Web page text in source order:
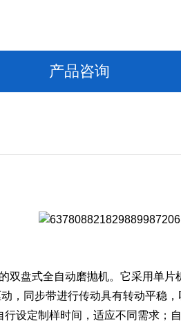
产品咨询
双盘式全自动磨抛机。它采用单
，同步带进行传动具有转动平稳
设定制样时间，适应不同需求；